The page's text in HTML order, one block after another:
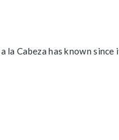
Cabeza has known